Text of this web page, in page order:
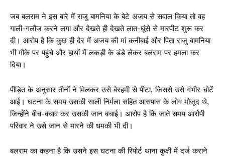
जब बलराम ने इस बारे में राजु बामनिया के बेटे अजय से सवाल किया तो वह
गाली-गलौज करने लगा और देखते ही देखते लात-घूंसे से मारपीट शुरू कर
दी। आरोप है कि कुछ ही देर में अजय की मां कनीबाई और पिता राजु बामनिया
भी मौके पर पहुंचे और हाथों में लकड़ी के डंडे लेकर बलराम पर हमला कर
दिया।
पीड़ित के अनुसार तीनों ने मिलकर उसे बेरहमी से पीटा, जिससे उसे गंभीर चोटें
आईं। घटना के समय उसकी साली निर्मला सहित आसपास के लोग मौजूद थे,
जिन्होंने बीच-बचाव कर उसकी जान बचाई। आरोप है कि जाते समय आरोपी
परिवार ने उसे जान से मारने की धमकी भी दी।
बलराम का कहना है कि उसने इस घटना की रिपोर्ट थाना कुक्षी में दर्ज कराने